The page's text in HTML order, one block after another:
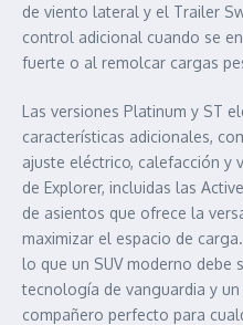
de viento lateral y el Trailer
control adicional cuando se
fuerte o al remolcar cargas
Las versiones Platinum y ST
características adicionales,
ajuste eléctrico, calefacción y
de Explorer, incluidas las
de asientos que ofrece la
maximizar el espacio de
lo que un SUV moderno debe
tecnología de vanguardia y
compañero perfecto para